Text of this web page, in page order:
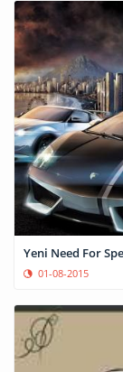
Yeni Need For
01-08-2015